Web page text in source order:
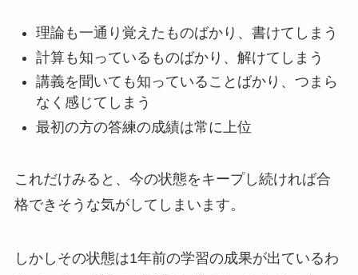
理論も一通り覚えたものばかり、書けてしまう
計算も知っているものばかり、解けてしまう
講義を聞いても知っていることばかり、つまら
なく感じてしまう
最初の方の答練の成績は常に上位
これだけみると、今の状態をキープし続ければ合
格できそうな気がしてしまいます。
しかしその状態は1年前の学習の成果が出ているわ